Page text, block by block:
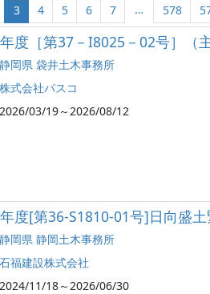
3 4 5 6 7 … 578
度［第37－I8025－02号］（
静岡県 袋井土木事務所
株式会社パスコ
2026/03/19～2026/08/12
度[第36-S1810-01号]日向盛
静岡県 静岡土木事務所
石福建設株式会社
2024/11/18～2026/06/30